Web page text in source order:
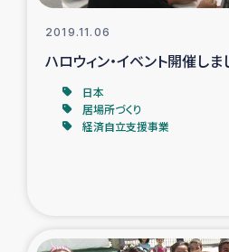
トルコにおけるシリ
インドネシア中部 スラウェシ
スリランカ ムライティブ県
2019.11.06
ハロウィン・イベント開催しま
日本
居場所づくり
経済自立支援事業